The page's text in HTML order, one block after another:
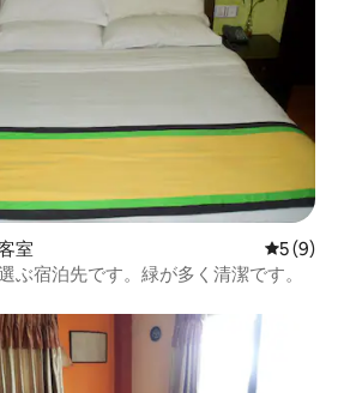
室 レビュー
5 (9)
ぶ宿泊先です。緑が多く清潔です。